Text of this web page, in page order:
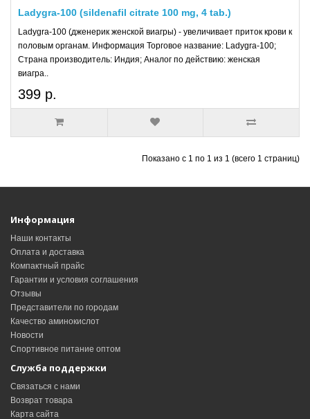
Ladygra-100 (sildenafil citrate 100 mg, 4 tab.)
Ladygra-100 (дженерик женской виагры) - увеличивает приток крови к
половым органам. Информация Торговое название: Ladygra-100;
Страна производитель: Индия; Аналог по действию: женская
виагра..
399 р.
Показано с 1 по 1 из 1 (всего 1 страниц)
Информация
Наши контакты
Оплата и доставка
Компактный прайс
Гарантии и условия соглашения
Отзывы
Представители по городам
Качество аминокислот
Новости
Спортивное питание оптом
Служба поддержки
Связаться с нами
Возврат товара
Карта сайта